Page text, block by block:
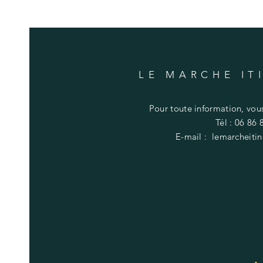
LE MARCHE
Pour toute information,
Tél : 06 86
E-mail :